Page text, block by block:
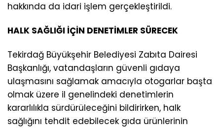
hakkında da idari işlem gerçekleştirildi.
HALK SAĞLIĞI İÇİN DENETİMLER SÜRECEK
Tekirdağ Büyükşehir Belediyesi Zabıta Dairesi
Başkanlığı, vatandaşların güvenli gıdaya
ulaşmasını sağlamak amacıyla otogarlar başta
olmak üzere il genelindeki denetimlerin
kararlılıkla sürdürüleceğini bildirirken, halk
sağlığını tehdit edebilecek gıda ürünlerinin